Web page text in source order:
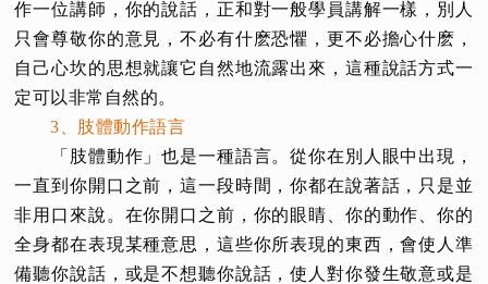
作一位講師，你的說話，正和對一般學員講解一樣，別人
只會尊敬你的意見，不必有什麽恐懼，更不必擔心什麽，
自己心坎的思想就讓它自然地流露出來，這種說話方式一
定可以非常自然的。
3、肢體動作語言
「肢體動作」也是一種語言。從你在別人眼中出現，
一直到你開口之前，這一段時間，你都在說著話，只是並
非用口來說。在你開口之前，你的眼睛、你的動作、你的
全身都在表現某種意思，這些你所表現的東西，會使人準
備聽你說話，或是不想聽你說話，使人對你發生敬意或是